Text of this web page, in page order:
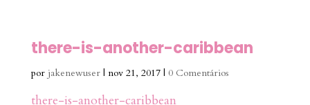
there-is-another-caribbean
por jakenewuser| nov 21, 2017| 0 Comentários
there-is-another-caribbean